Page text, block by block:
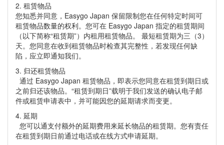
2. 租赁物品
您知悉并同意，Easygo Japan 保留限制您在任何特定时间可
租赁物品数量的权利。您可在 Easygo Japan 指定的租赁期间
（以下简称“租赁期”）内租用租赁物品。 最短租赁期为三（3）
天。您同意在收到租赁物品时检查其完整性，若发现任何缺
陷，应立即通知我们。
3. 归还租赁物品
通过 Easygo Japan 租赁物品，即表示您同意在租赁到期日或
之前归还该物品。“租赁到期日”载明于我们发送的确认电子邮
件或租赁申请表中，并可能因您的延期请求而变更。
4. 延期
您可以通支付额外的延期费用来延长物品的租赁期。您有责任
在租赁到期日前通过电话或在线方式申请延期。